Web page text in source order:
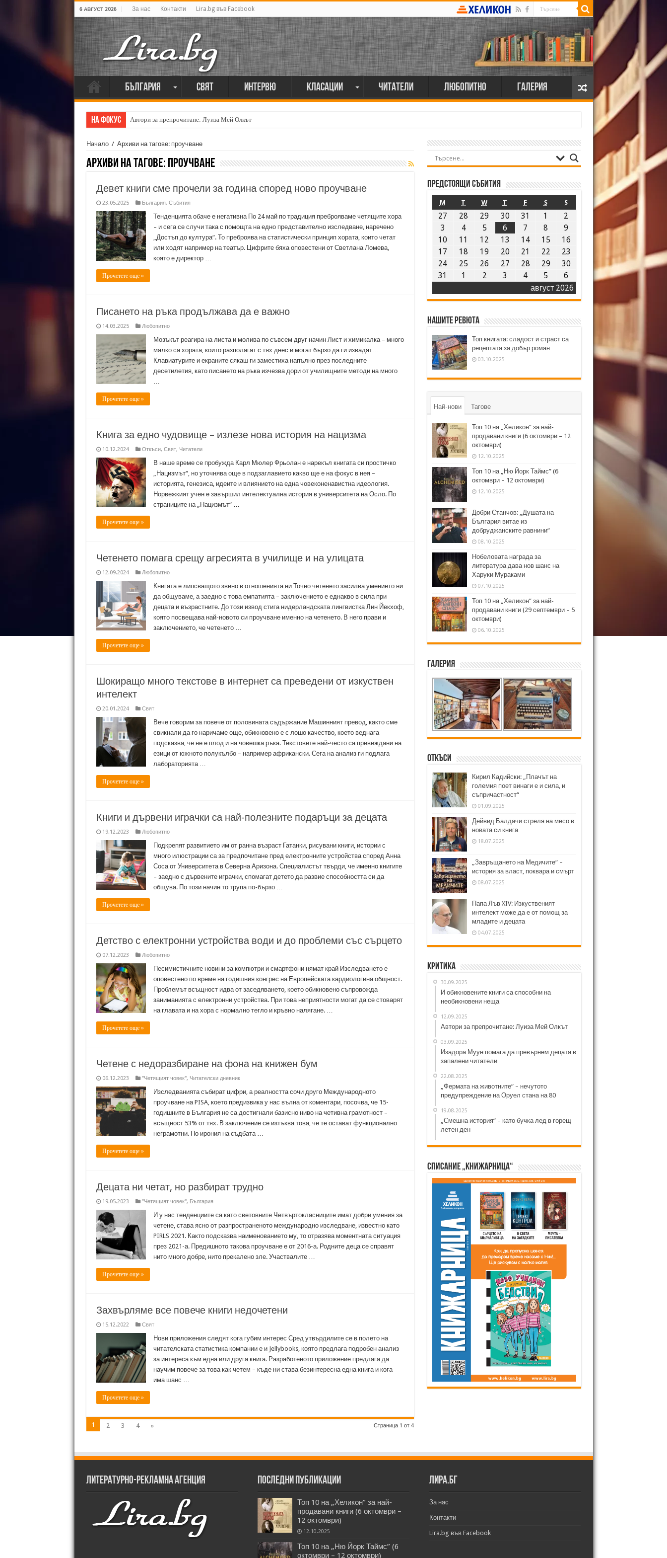
6 АВГУСТ 2026 За нас Контакти Lira.bg във Facebook
България Свят Интервю Класации Читатели Любопитно Галерия
На фокус Автори за препрочитане: Луиза Мей Олкът
Начало / Архиви на тагове: проучване
Архиви на тагове: проучване
Девет книги сме прочели за година според ново проучване
23.05.2025 България, Събития
Тенденцията обаче е негативна По 24 май по традиция преброяваме четящите хора
– и сега се случи така с помощта на едно представително изследване, наречено
„Достъп до култура“. То преброява на статистически принцип хората, които четат
или ходят например на театър. Цифрите бяха оповестени от Светлана Ломева,
която е директор …
Прочетете още »
Писането на ръка продължава да е важно
14.03.2025 Любопитно
Мозъкът реагира на листа и молива по съвсем друг начин Лист и химикалка – много
малко са хората, които разполагат с тях днес и могат бързо да ги извадят…
Клавиатурите и екраните сякаш ги заместиха напълно през последните
десетилетия, като писането на ръка изчезва дори от училищните методи на много
…
Прочетете още »
Книга за едно чудовище – излезе нова история на нацизма
10.12.2024 Откъси, Свят, Читатели
В наше време се пробужда Карл Мюлер Фрьолан е нарекъл книгата си простичко
„Нацизмът“, но уточнява още в подзаглавието какво ще е на фокус в нея –
историята, генезиса, идеите и влиянието на една човеконенавистна идеология.
Норвежкият учен е завършил интелектуална история в университета на Осло. По
страниците на „Нацизмът“ …
Прочетете още »
Четенето помага срещу агресията в училище и на улицата
12.09.2024 Любопитно
Книгата е липсващото звено в отношенията ни Точно четенето засилва умението ни
да общуваме, а заедно с това емпатията – заключението е еднакво в сила при
децата и възрастните. До този извод стига нидерландската лингвистка Лин Йекхоф,
която посвещава най-новото си проучване именно на четенето. В него прави и
заключението, че четенето …
Прочетете още »
Шокиращо много текстове в интернет са преведени от изкуствен
интелект
20.01.2024 Свят
Вече говорим за повече от половината съдържание Машинният превод, както сме
свикнали да го наричаме още, обикновено е с лошо качество, което веднага
подсказва, че не е плод и на човешка ръка. Текстовете най-често са превеждани на
езици от южното полукълбо – например африкански. Сега на анализ ги подлага
лабораторията …
Прочетете още »
Книги и дървени играчки са най-полезните подаръци за децата
19.12.2023 Любопитно
Подкрепят развитието им от ранна възраст Гатанки, рисувани книги, истории с
много илюстрации са за предпочитане пред електронните устройства според Анна
Соса от Университета в Северна Аризона. Специалистът твърди, че именно книгите
– заедно с дървените играчки, спомагат детето да развие способността си да
общува. По този начин то трупа по-бързо …
Прочетете още »
Детство с електронни устройства води и до проблеми със сърцето
07.12.2023 Любопитно
Песимистичните новини за компютри и смартфони нямат край Изследването е
оповестено по време на годишния конгрес на Европейската кардиологина общност.
Проблемът всъщност идва от заседяването, което обикновено съпровожда
заниманията с електронни устройства. При това неприятности могат да се стоварят
на главата и на хора с нормално тегло и кръвно налягане. …
Прочетете още »
Четене с недоразбиране на фона на книжен бум
06.12.2023 "Четящият човек", Читателски дневник
Изследванията събират цифри, а реалността сочи друго Международното
проучване на PISA, което предизвика у нас вълна от коментари, посочва, че 15-
годишните в България не са достигнали базисно ниво на четивна грамотност –
всъщност 53% от тях. В заключение се изтъква това, че те остават функционално
неграмотни. По ирония на съдбата …
Прочетете още »
Децата ни четат, но разбират трудно
19.05.2023 "Четящият човек", България
И у нас тенденциите са като световните Четвъртокласниците имат добри умения за
четене, става ясно от разпространеното международно изследване, известно като
PIRLS 2021. Както подсказва наименованието му, то отразява моментната ситуация
през 2021-а. Предишното такова проучване е от 2016-а. Родните деца се справят
нито много добре, нито прекалено зле. Участвалите …
Прочетете още »
Захвърляме все повече книги недочетени
15.12.2022 Свят
Нови приложения следят кога губим интерес Сред утвърдилите се в полето на
читателската статистика компании е и Jellybooks, която предлага подробен анализ
за интереса към една или друга книга. Разработеното приложение предлага да
научим повече за това как четем – къде ни става безинтересна една книга и кога
има шанс …
Прочетете още »
Страница 1 от 4
1 2 3 4 »
Предстоящи събития
август 2026
M T W T F S S
27 28 29 30 31 1
2
3
4 5 6 7 8
9
10
11 12 13 14 15
16
17
18 19 20 21 22
23
24
25 26 27 28 29
30
31
1 2 3 4 5 6
Нашите ревюта
Топ книгата: сладост и страст са
рецептата за добър роман
03.10.2025
Най-нови Тагове
Топ 10 на „Хеликон” за най-
продавани книги (6 октомври – 12
октомври)
12.10.2025
Топ 10 на „Ню Йорк Таймс” (6
октомври – 12 октомври)
12.10.2025
Добри Станчов: „Душата на
България витае из
добруджанските равнини“
08.10.2025
Нобеловата награда за
литература дава нов шанс на
Харуки Мураками
07.10.2025
Топ 10 на „Хеликон” за най-
продавани книги (29 септември – 5
октомври)
06.10.2025
Галерия
Откъси
Кирил Кадийски: „Плачът на
големия поет винаги е и сила, и
съпричастност“
01.09.2025
Дейвид Балдачи стреля на месо в
новата си книга
18.07.2025
„Завръщането на Медичите“ –
история за власт, поквара и смърт
08.07.2025
Папа Лъв XIV: Изкуственият
интелект може да е от помощ за
младите и децата
04.07.2025
Критика
30.09.2025
И обикновените книги са способни на
необикновени неща
12.09.2025
Автори за препрочитане: Луиза Мей Олкът
03.09.2025
Изадора Муун помага да превърнем децата в
запалени читатели
22.08.2025
„Фермата на животните“ – нечутото
предупреждение на Оруел стана на 80
19.08.2025
„Смешна история“ – като бучка лед в горещ
летен ден
Списание „Книжарница“
Литературно-рекламна агенция Последни публикации
Топ 10 на „Хеликон” за най-
продавани книги (6 октомври –
12 октомври)
12.10.2025
Топ 10 на „Ню Йорк Таймс” (6
октомври – 12 октомври)
Лира.бг
За нас
Контакти
Lira.bg във Facebook